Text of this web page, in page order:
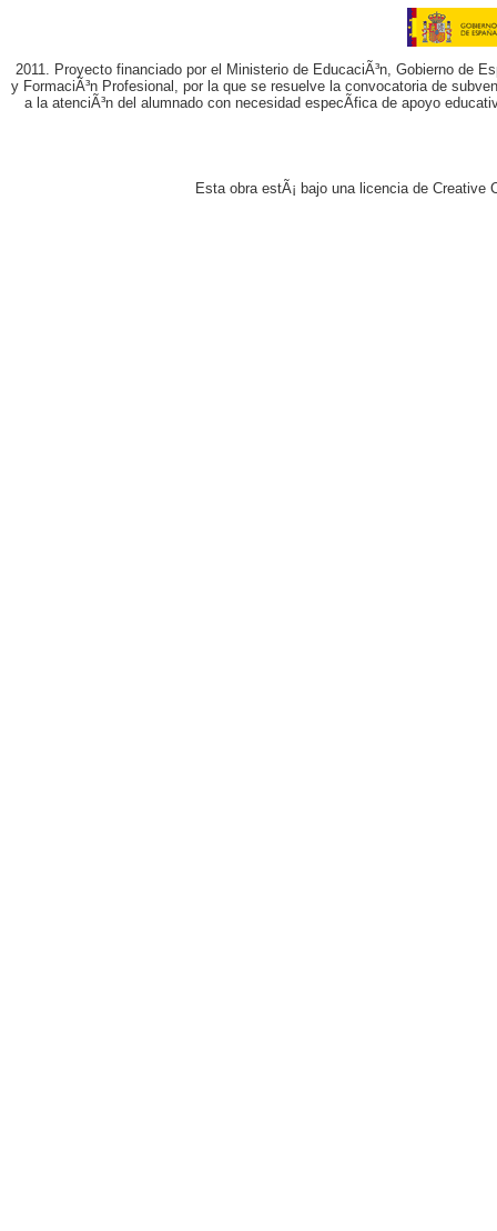
2011. Proyecto financiado por el Ministerio de EducaciÃ³n, Gobierno de
y FormaciÃ³n Profesional, por la que se resuelve la convocatoria de
a la atenciÃ³n del alumnado con necesidad especÃ­fica de apoyo
Esta obra estÃ¡ bajo una licencia de Creative